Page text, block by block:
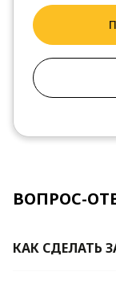
ВОПРОС-
КАК СДЕЛАТЬ